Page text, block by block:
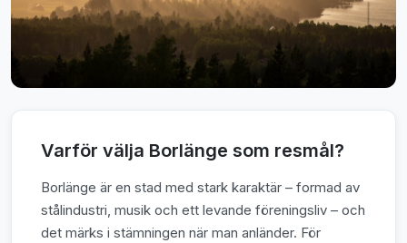
Varför välja Borlänge som resmål?
Borlänge är en stad med stark karaktär – formad av
stål­industri, musik och ett levande föreningsliv – och
det märks i stämningen när man anländer. För